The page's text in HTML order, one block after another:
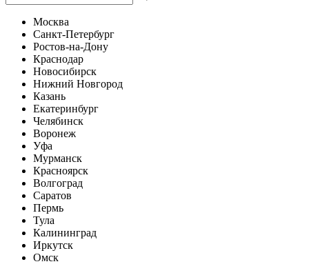
Москва
Санкт-Петербург
Ростов-на-Дону
Краснодар
Новосибирск
Нижний Новгород
Казань
Екатеринбург
Челябинск
Воронеж
Уфа
Мурманск
Красноярск
Волгоград
Саратов
Пермь
Тула
Калининград
Иркутск
Омск